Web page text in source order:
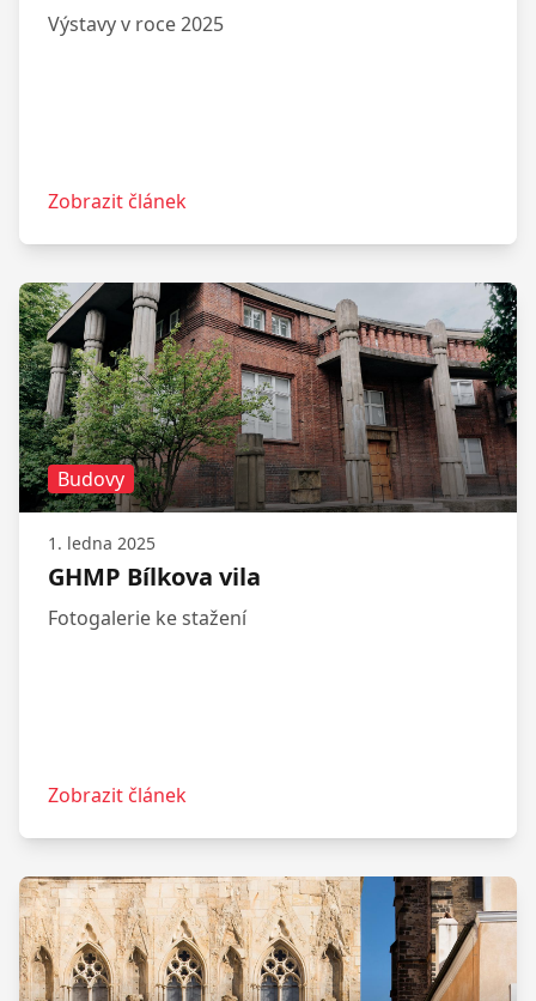
Výstavy v roce 2025
Zobrazit článek
Budovy
1. ledna 2025
GHMP Bílkova vila
Fotogalerie ke stažení
Zobrazit článek